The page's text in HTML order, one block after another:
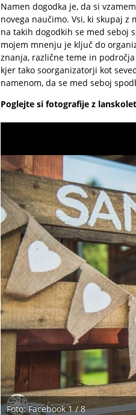
Namen dogodka je, da si
novega naučimo. Vsi, ki skupaj
na takih dogodkih se med seboj
mojem mnenju je ključ do
znanja, različne teme in
kjer tako soorganizatorji kot
namenom, da se med seboj
Poglejte si fotografije z
Foto: Facebook 1 / 8